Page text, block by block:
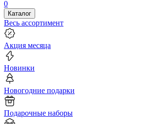
0
Каталог
Весь ассортимент
Акция месяца
Новинки
Новогодние подарки
Подарочные наборы